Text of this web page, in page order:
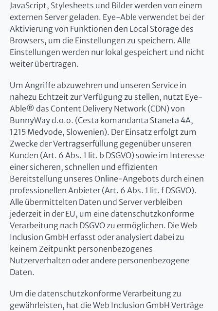
JavaScript, Stylesheets und Bilder werden von einem
externen Server geladen. Eye-Able verwendet bei der
Aktivierung von Funktionen den Local Storage des
Browsers, um die Einstellungen zu speichern. Alle
Einstellungen werden nur lokal gespeichert und nicht
weiter übertragen.
Um Angriffe abzuwehren und unseren Service in
nahezu Echtzeit zur Verfügung zu stellen, nutzt Eye-
Able® das Content Delivery Network (CDN) von
BunnyWay d.o.o. (Cesta komandanta Staneta 4A,
1215 Medvode, Slowenien). Der Einsatz erfolgt zum
Zwecke der Vertragserfüllung gegenüber unseren
Kunden (Art. 6 Abs. 1 lit. b DSGVO) sowie im Interesse
einer sicheren, schnellen und effizienten
Bereitstellung unseres Online-Angebots durch einen
professionellen Anbieter (Art. 6 Abs. 1 lit. f DSGVO).
Alle übermittelten Daten und Server verbleiben
jederzeit in der EU, um eine datenschutzkonforme
Verarbeitung nach DSGVO zu ermöglichen. Die Web
Inclusion GmbH erfasst oder analysiert dabei zu
keinem Zeitpunkt personenbezogenes
Nutzerverhalten oder andere personenbezogene
Daten.
Um die datenschutzkonforme Verarbeitung zu
gewährleisten, hat die Web Inclusion GmbH Verträge